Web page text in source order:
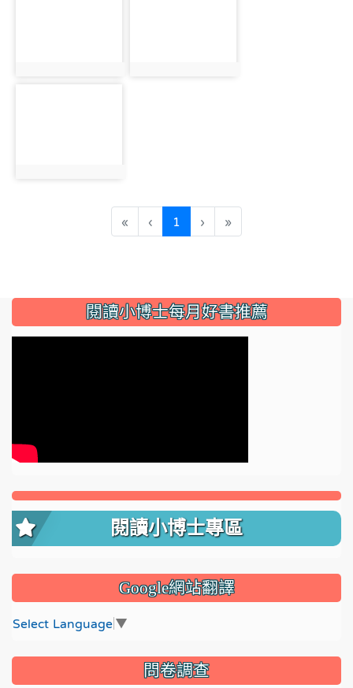
« ‹ 1 (current)
› »
::: 閱讀小博士每月好書推薦
閱讀小博士專區
Google網站翻譯
Select Language ▼
問卷調查